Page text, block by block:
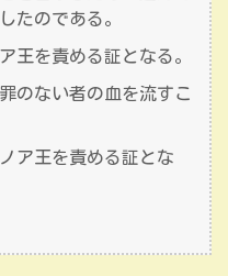
たのである。
王を責める証となる。
のない者の血を流すこ
ア王を責める証とな